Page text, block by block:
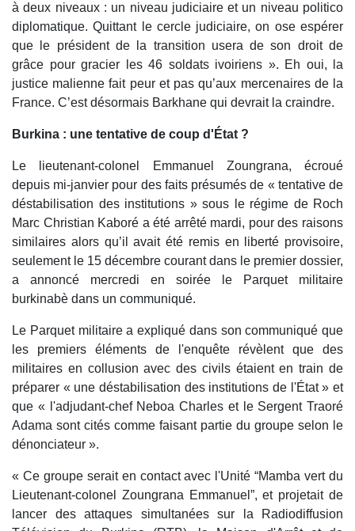
à deux niveaux : un niveau judiciaire et un niveau politico
diplomatique. Quittant le cercle judiciaire, on ose espérer
que le président de la transition usera de son droit de
grâce pour gracier les 46 soldats ivoiriens ». Eh oui, la
justice malienne fait peur et pas qu’aux mercenaires de la
France. C’est désormais Barkhane qui devrait la craindre.
Burkina : une tentative de coup d'État ?
Le lieutenant-colonel Emmanuel Zoungrana, écroué
depuis mi-janvier pour des faits présumés de « tentative de
déstabilisation des institutions » sous le régime de Roch
Marc Christian Kaboré a été arrêté mardi, pour des raisons
similaires alors qu’il avait été remis en liberté provisoire,
seulement le 15 décembre courant dans le premier dossier,
a annoncé mercredi en soirée le Parquet militaire
burkinabè dans un communiqué.
Le Parquet militaire a expliqué dans son communiqué que
les premiers éléments de l'enquête révèlent que des
militaires en collusion avec des civils étaient en train de
préparer « une déstabilisation des institutions de l'État » et
que « l'adjudant-chef Neboa Charles et le Sergent Traoré
Adama sont cités comme faisant partie du groupe selon le
dénonciateur ».
« Ce groupe serait en contact avec l'Unité “Mamba vert du
Lieutenant-colonel Zoungrana Emmanuel”, et projetait de
lancer des attaques simultanées sur la Radiodiffusion